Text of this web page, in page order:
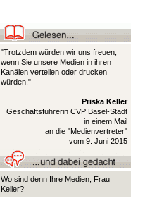
"Trotzdem würden wir uns freuen,
wenn Sie unsere Medien in ihren
Kanälen verteilen oder drucken
würden."
Priska Keller
Geschäftsführerin CVP Basel-Stadt
in einem Mail
an die "Medienvertreter"
vom 9. Juni 2015
Wo sind denn Ihre Medien, Frau
Keller?